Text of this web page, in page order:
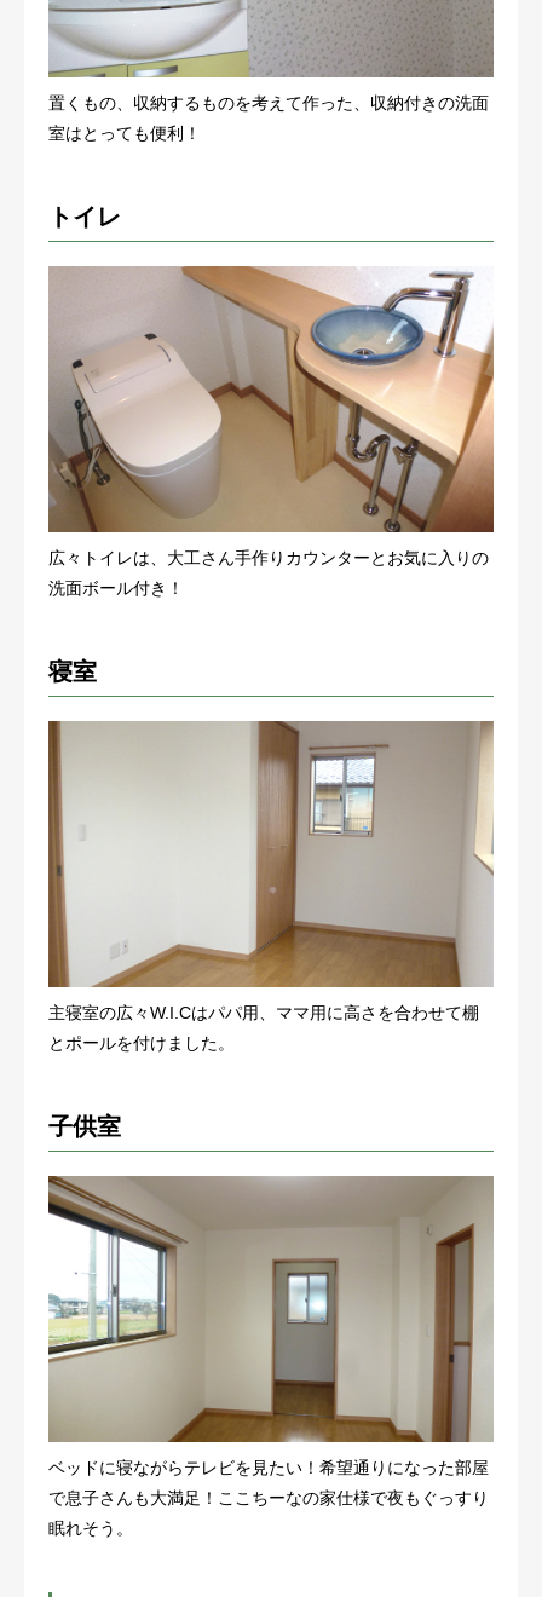
置くもの、収納するものを考えて作った、収納付きの洗面
室はとっても便利！
トイレ
広々トイレは、大工さん手作りカウンターとお気に入りの
洗面ボール付き！
寝室
主寝室の広々W.I.Cはパパ用、ママ用に高さを合わせて棚
とポールを付けました。
子供室
ベッドに寝ながらテレビを見たい！希望通りになった部屋
で息子さんも大満足！ここちーなの家仕様で夜もぐっすり
眠れそう。